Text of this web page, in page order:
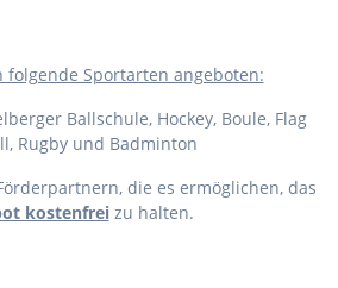
folgende Sportarten angeboten:
Ballschule, Hockey, Boule, Flag
Rugby und Badminton
die es ermöglichen, das
kostenfreizu halten.